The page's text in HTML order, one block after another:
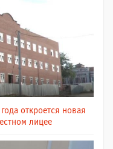
откроется новая
лицее